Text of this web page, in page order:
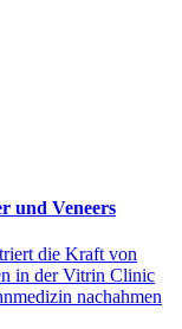
und Veneers
die Kraft von
in der Vitrin Clinic
nachahmen